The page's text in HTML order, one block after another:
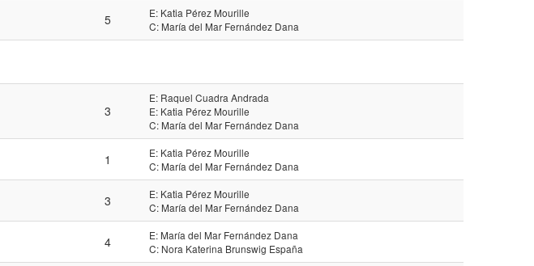
5
E: Katia Pérez Mourille
C: María del Mar Fernández Dana
3
E: Raquel Cuadra Andrada
E: Katia Pérez Mourille
C: María del Mar Fernández Dana
1
E: Katia Pérez Mourille
C: María del Mar Fernández Dana
3
E: Katia Pérez Mourille
C: María del Mar Fernández Dana
4
E: María del Mar Fernández Dana
C: Nora Katerina Brunswig España